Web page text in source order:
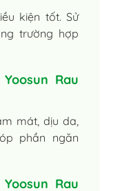
kiện tốt. Sử
trường hợp
Rau
mát, dịu da,
phần ngăn
Rau